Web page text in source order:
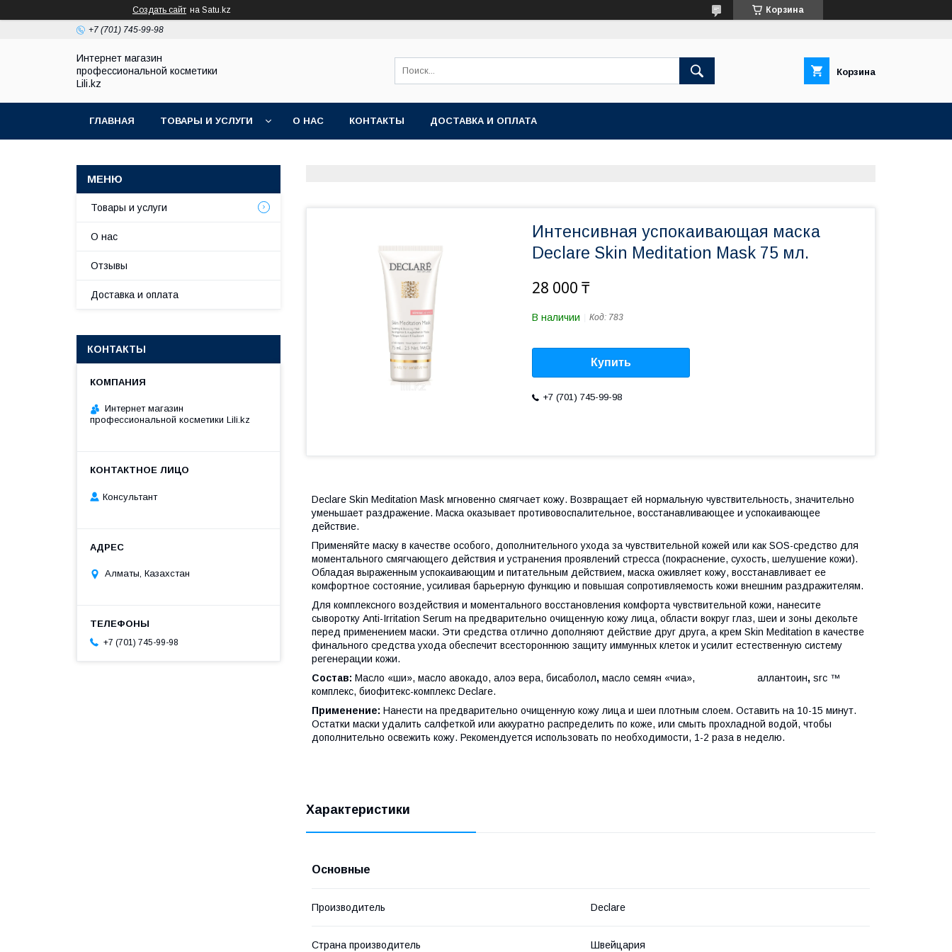
Создать сайт на Satu.kz Корзина
+7 (701) 745-99-98
Интернет магазин
профессиональной косметики
Lili.kz
Корзина
ГЛАВНАЯ ТОВАРЫ И УСЛУГИ О НАС КОНТАКТЫ ДОСТАВКА И ОПЛАТА
Интенсивная успокаивающая маска
Declare Skin Meditation Mask 75 мл.
28 000 ₸
В наличии Код: 783
Купить
+7 (701) 745-99-98
Declare Skin Meditation Mask мгновенно смягчает кожу. Возвращает ей нормальную чувствительность, значительно
уменьшает раздражение. Маска оказывает противовоспалительное, восстанавливающее и успокаивающее
действие.
Применяйте маску в качестве особого, дополнительного ухода за чувствительной кожей или как SOS-средство для
моментального смягчающего действия и устранения проявлений стресса (покраснение, сухость, шелушение кожи).
Обладая выраженным успокаивающим и питательным действием, маска оживляет кожу, восстанавливает ее
комфортное состояние, усиливая барьерную функцию и повышая сопротивляемость кожи внешним раздражителям.
Для комплексного воздействия и моментального восстановления комфорта чувствительной кожи, нанесите
сыворотку Anti-Irritation Serum на предварительно очищенную кожу лица, области вокруг глаз, шеи и зоны декольте
перед применением маски. Эти средства отлично дополняют действие друг друга, а крем Skin Meditation в качестве
финального средства ухода обеспечит всестороннюю защиту иммунных клеток и усилит естественную систему
регенерации кожи.
Состав: Масло «ши», масло авокадо, алоэ вера, бисаболол, масло семян «чиа», аллантоин, src ™
комплекс, биофитекс-комплекс Declare.
Применение: Нанести на предварительно очищенную кожу лица и шеи плотным слоем. Оставить на 10-15 минут.
Остатки маски удалить салфеткой или аккуратно распределить по коже, или смыть прохладной водой, чтобы
дополнительно освежить кожу. Рекомендуется использовать по необходимости, 1-2 раза в неделю.
Характеристики
Основные
Производитель Declare
Страна производитель Швейцария
Товары и услуги
О нас
Отзывы
Доставка и оплата
КОНТАКТЫ
Интернет магазин
профессиональной косметики Lili.kz
Консультант
Алматы, Казахстан
+7 (701) 745-99-98